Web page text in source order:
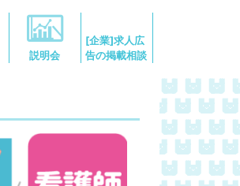
説明会
[企業]求人広
告の掲載相談